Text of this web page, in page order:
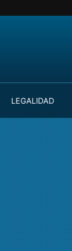
LEGALIDAD